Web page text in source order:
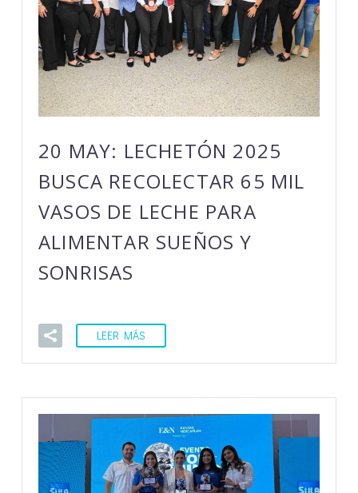
20 MAY: LECHETÓN 2025
BUSCA RECOLECTAR 65 MIL
VASOS DE LECHE PARA
ALIMENTAR SUEÑOS Y
SONRISAS
LEER MÁS